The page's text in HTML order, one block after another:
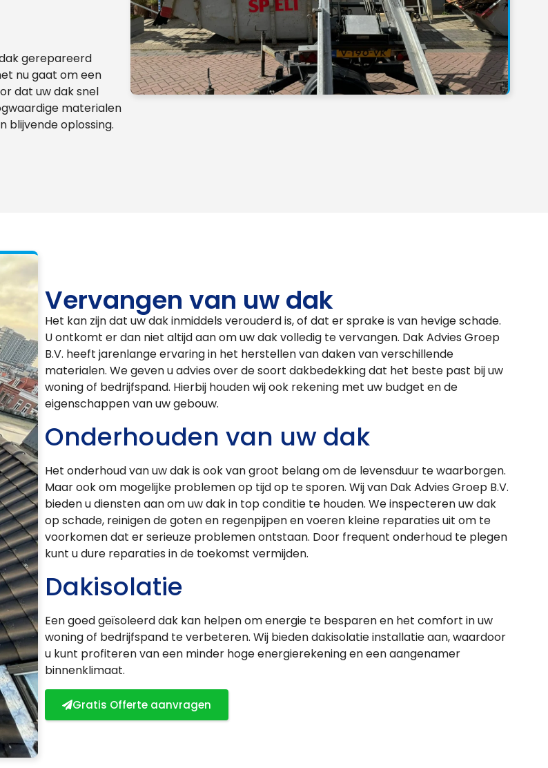
gerepareerd
nu gaat om een
dat uw dak snel
materialen
blijvende oplossing.
Vervangen van uw dak
Het kan zijn dat uw dak inmiddels verouderd is, of dat er sprake is van hevige schade.
U ontkomt er dan niet altijd aan om uw dak volledig te vervangen. Dak Advies Groep
B.V. heeft jarenlange ervaring in het herstellen van daken van verschillende
materialen. We geven u advies over de soort dakbedekking dat het beste past bij uw
woning of bedrijfspand. Hierbij houden wij ook rekening met uw budget en de
eigenschappen van uw gebouw.
Onderhouden van uw dak
Het onderhoud van uw dak is ook van groot belang om de levensduur te waarborgen.
Maar ook om mogelijke problemen op tijd op te sporen. Wij van Dak Advies Groep B.V.
bieden u diensten aan om uw dak in top conditie te houden. We inspecteren uw dak
op schade, reinigen de goten en regenpijpen en voeren kleine reparaties uit om te
voorkomen dat er serieuze problemen ontstaan. Door frequent onderhoud te plegen
kunt u dure reparaties in de toekomst vermijden.
Dakisolatie
Een goed geïsoleerd dak kan helpen om energie te besparen en het comfort in uw
woning of bedrijfspand te verbeteren. Wij bieden dakisolatie installatie aan, waardoor
u kunt profiteren van een minder hoge energierekening en een aangenamer
binnenklimaat.
Gratis Offerte aanvragen